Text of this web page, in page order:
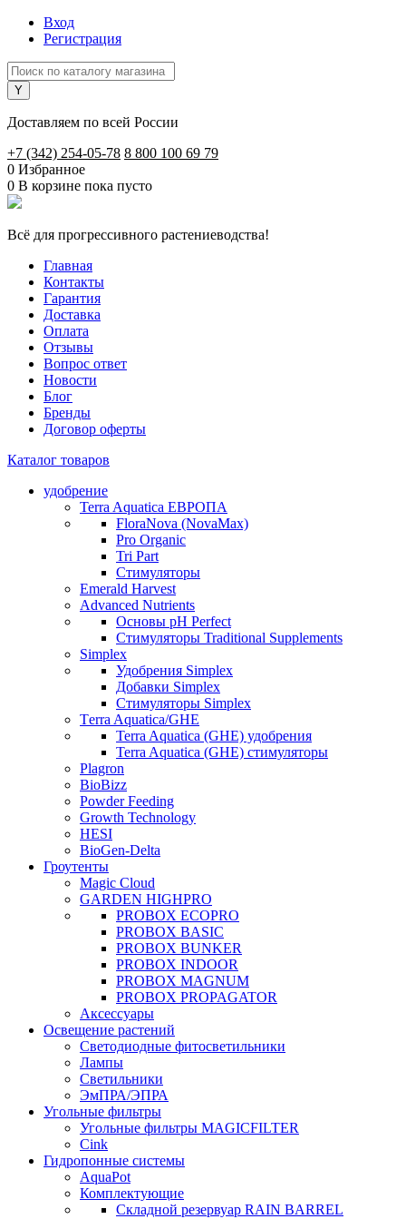
Вход
Регистрация
Доставляем по всей России
+7 (342) 254-05-78 8 800 100 69 79
0 Избранное
0 В корзине пока пусто
Всё для прогрессивного растениеводства!
Главная
Контакты
Гарантия
Доставка
Оплата
Отзывы
Вопрос ответ
Новости
Блог
Бренды
Договор оферты
Каталог товаров
удобрение
Terra Aquatica ЕВРОПА
FloraNova (NovaMax)
Pro Organic
Tri Part
Стимуляторы
Emerald Harvest
Advanced Nutrients
Основы pH Perfect
Стимуляторы Traditional Supplements
Simplex
Удобрения Simplex
Добавки Simplex
Стимуляторы Simplex
Тerra Aquatica/GHE
Terra Aquatica (GHE) удобрения
Terra Aquatica (GHE) стимуляторы
Plagron
BioBizz
Powder Feeding
Growth Technology
HESI
BioGen-Delta
Гроутенты
Magic Cloud
GARDEN HIGHPRO
PROBOX ECOPRO
PROBOX BASIC
PROBOX BUNKER
PROBOX INDOOR
PROBOX MAGNUM
PROBOX PROPAGATOR
Аксессуары
Освещение растений
Светодиодные фитосветильники
Лампы
Светильники
ЭмПРА/ЭПРА
Угольные фильтры
Угольные фильтры MAGICFILTER
Cink
Гидропонные системы
AquaPot
Комплектующие
Складной резервуар RAIN BARREL